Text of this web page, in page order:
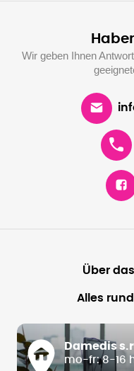
Wir geben Ihnen
Über
Alles
Damedis
mo-fr: 8-16